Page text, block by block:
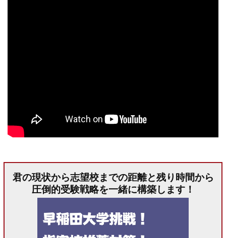
君の現状から志望校までの距離と残り時間から
圧倒的受験戦略を一緒に構築します！